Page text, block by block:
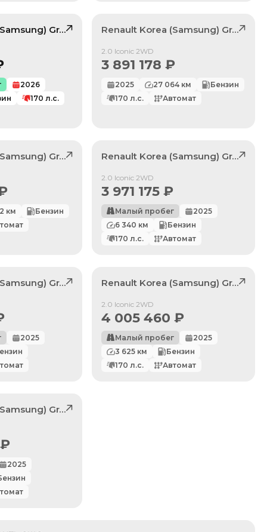
Grand Koleos , лот42339625
/ 10
2026
170 л.с.
Renault Korea (Samsung) Grand Koleos
Продан
2.0 Iconic 2WD
3 891 178 ₽
2025 27 064км
Бензин
170 л.с. Автомат
Grand Koleos , лот42335820
км
Бензин
Renault Korea (Samsung) Grand Koleos
Продан
2.0 Iconic 2WD
3 971 175₽
Малый пробег
2025
6 340 км
Бензин
170 л.с. Автомат
Grand Koleos , лот41904440
2025
Renault Korea (Samsung) Grand Koleos
Продан
2.0 Iconic 2WD
4 005 460 ₽
Малый пробег
2025
3 625км
Бензин
170 л.с. Автомат
Grand Koleos
₽
2025